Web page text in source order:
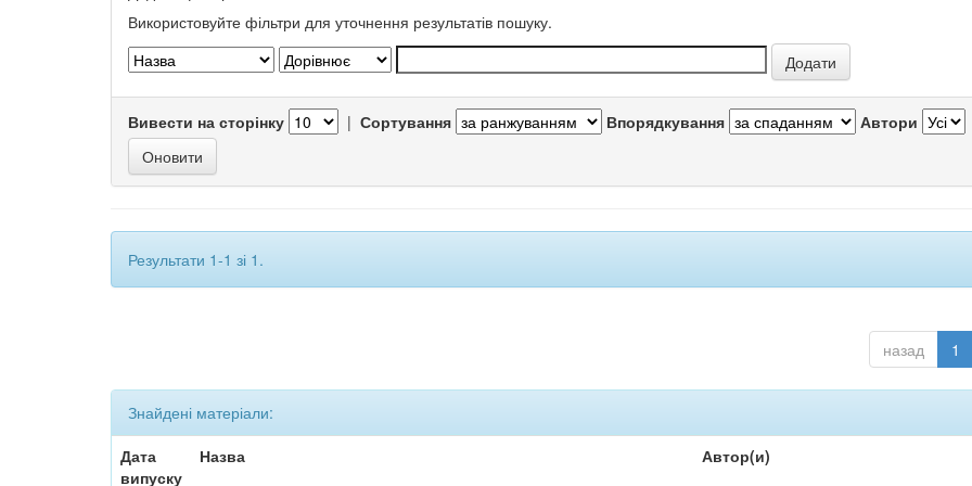
Використовуйте фільтри для уточнення результатів пошуку.
Вивести на сторінку | Сортування Впорядкування Автори
Результати 1-1 зі 1.
назад 1
Знайдені матеріали:
Дата
випуску
Назва Автор(и)